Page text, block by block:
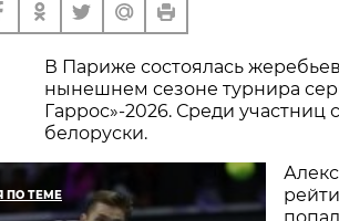
В Париже состоялась
нынешнем сезоне турнира
Гаррос»-2026. Среди участниц
белоруски.
ПО ТЕМЕ